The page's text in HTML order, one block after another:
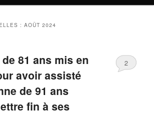
:AOÛT 2024
81 ans mis en
avoir assisté
de 91 ans
fin à ses
2